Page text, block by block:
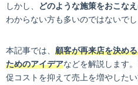
しかし、 どのような施策をおこな
わからない方も多いのではないでし
本記事では、 顧客が再来店を決め
ためのアイデアなどを解説します
促コストを抑えて売上を増やした